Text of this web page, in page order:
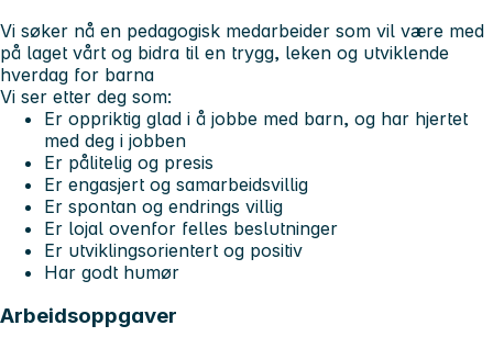
Vi søker nå en pedagogisk medarbeider som vil være med
på laget vårt og bidra til en trygg, leken og utviklende
hverdag for barna
Vi ser etter deg som:
Er oppriktig glad i å jobbe med barn, og har hjertet
med deg i jobben
Er pålitelig og presis
Er engasjert og samarbeidsvillig
Er spontan og endrings villig
Er lojal ovenfor felles beslutninger
Er utviklingsorientert og positiv
Har godt humør
Arbeidsoppgaver